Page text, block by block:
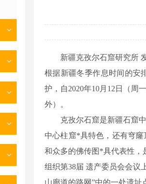
新疆克孜尔石窟研究所 发
根据新疆冬季作息时间的安
护，自2020年10月12日（周
外）。
克孜尔石窟是新疆石窟中
中心柱窟*具特色，还有穹
和众多的佛传图*具代表性，
组织第38届 遗产委员会会议
山廊道的路网”中的一处遗址